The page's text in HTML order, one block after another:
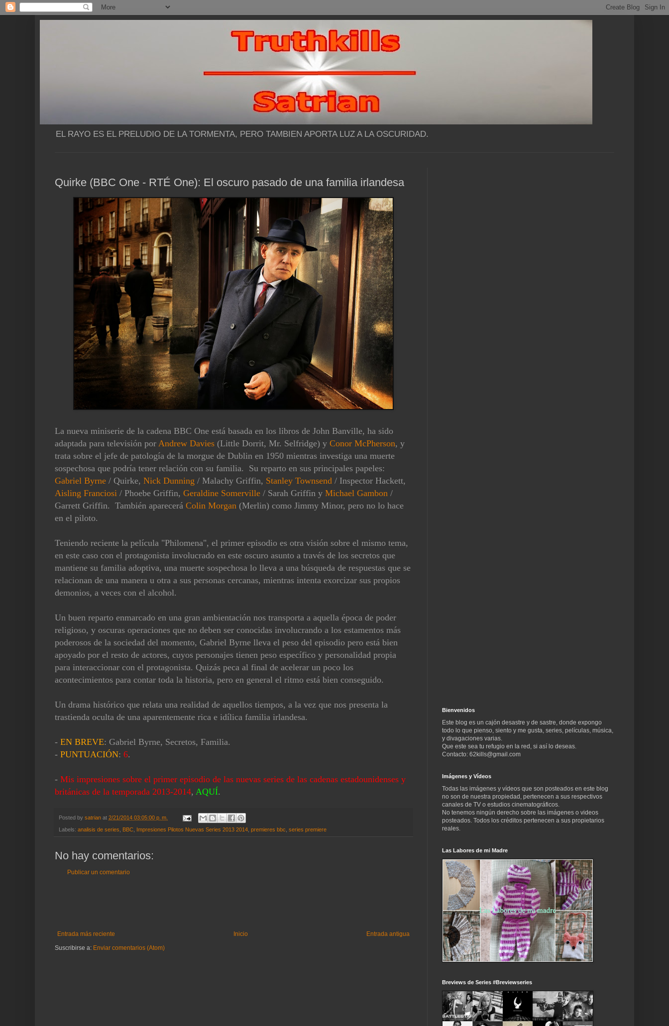
EL RAYO ES EL PRELUDIO DE LA TORMENTA, PERO TAMBIEN APORTA LUZ A LA OSCURIDAD.
Quirke (BBC One - RTÉ One): El oscuro pasado de una familia irlandesa
La nueva miniserie de la cadena BBC One está basada en los libros de John Banville, ha sido
adaptada para televisión por Andrew Davies (Little Dorrit, Mr. Selfridge) y Conor McPherson, y
trata sobre el jefe de patología de la morgue de Dublin en 1950 mientras investiga una muerte
sospechosa que podría tener relación con su familia. Su reparto en sus principales papeles:
Gabriel Byrne / Quirke, Nick Dunning / Malachy Griffin, Stanley Townsend / Inspector Hackett,
Aisling Franciosi / Phoebe Griffin, Geraldine Somerville / Sarah Griffin y Michael Gambon /
Garrett Griffin. También aparecerá Colin Morgan (Merlin) como Jimmy Minor, pero no lo hace
en el piloto.
Teniendo reciente la película "Philomena", el primer episodio es otra visión sobre el mismo tema,
en este caso con el protagonista involucrado en este oscuro asunto a través de los secretos que
mantiene su familia adoptiva, una muerte sospechosa lo lleva a una búsqueda de respuestas que se
relacionan de una manera u otra a sus personas cercanas, mientras intenta exorcizar sus propios
demonios, a veces con el alcohol.
Un buen reparto enmarcado en una gran ambientación nos transporta a aquella época de poder
religioso, y oscuras operaciones que no deben ser conocidas involucrando a los estamentos más
poderosos de la sociedad del momento, Gabriel Byrne lleva el peso del episodio pero está bien
apoyado por el resto de actores, cuyos personajes tienen peso específico y personalidad propia
para interaccionar con el protagonista. Quizás peca al final de acelerar un poco los
acontecimientos para contar toda la historia, pero en general el ritmo está bien conseguido.
Un drama histórico que relata una realidad de aquellos tiempos, a la vez que nos presenta la
trastienda oculta de una aparentemente rica e idílica familia irlandesa.
- EN BREVE: Gabriel Byrne, Secretos, Familia.
- PUNTUACIÓN: 6.
- Mis impresiones sobre el primer episodio de las nuevas series de las cadenas estadounidenses y
británicas de la temporada 2013-2014, AQUÍ.
Posted by satrian at 2/21/2014 03:05:00 p. m.
Labels: analisis de series, BBC, Impresiones Pilotos Nuevas Series 2013 2014, premieres bbc, series premiere
No hay comentarios:
Publicar un comentario
Entrada más reciente Entrada antigua
Inicio
Suscribirse a: Enviar comentarios (Atom)
Bienvenidos
Este blog es un cajón desastre y de sastre, donde expongo
todo lo que pienso, siento y me gusta, series, películas, música,
y divagaciones varias.
Que este sea tu refugio en la red, si así lo deseas.
Contacto: 62kills@gmail.com
Imágenes y Vídeos
Todas las imágenes y vídeos que son posteados en este blog
no son de nuestra propiedad, pertenecen a sus respectivos
canales de TV o estudios cinematográficos.
No tenemos ningún derecho sobre las imágenes o videos
posteados. Todos los créditos pertenecen a sus propietarios
reales.
Las Labores de mi Madre
Breviews de Series #Breviewseries